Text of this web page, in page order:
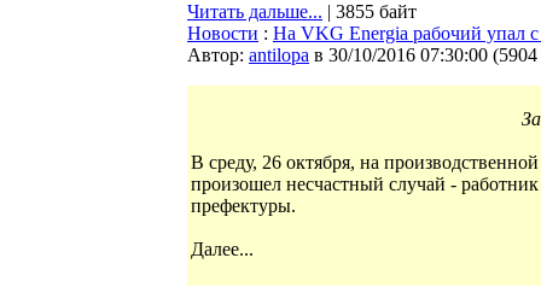
Читать дальше... | 3855 байт
Новости : На VKG Energia рабочий упал
Автор: antilopa в 30/10/2016 07:30:00 (
В среду, 26 октября, на
произошел несчастный случай -
префектуры.
Далее...